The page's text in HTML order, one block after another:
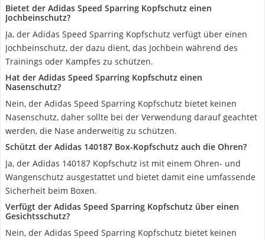
Bietet der Adidas Speed Sparring Kopfschutz einen
Jochbeinschutz?
Ja, der Adidas Speed Sparring Kopfschutz verfügt über einen
Jochbeinschutz, der dazu dient, das Jochbein während des
Trainings oder Kampfes zu schützen.
Hat der Adidas Speed Sparring Kopfschutz einen
Nasenschutz?
Nein, der Adidas Speed Sparring Kopfschutz bietet keinen
Nasenschutz, daher sollte bei der Verwendung darauf geachtet
werden, die Nase anderweitig zu schützen.
Schützt der Adidas 140187 Box-Kopfschutz auch die Ohren?
Ja, der Adidas 140187 Kopfschutz ist mit einem Ohren- und
Wangenschutz ausgestattet und bietet damit eine umfassende
Sicherheit beim Boxen.
Verfügt der Adidas Speed Sparring Kopfschutz über einen
Gesichtsschutz?
Nein, der Adidas Speed Sparring Kopfschutz bietet keinen